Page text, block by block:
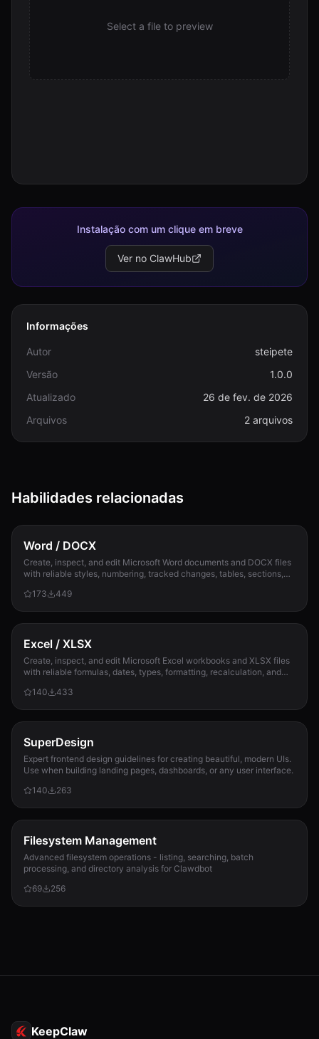
Select a file to preview
Instalação com um clique em breve
Ver no ClawHub
Informações
Autor
steipete
Versão
1.0.0
Atualizado
26 de fev. de 2026
Arquivos
2 arquivos
Habilidades relacionadas
Word / DOCX
Create, inspect, and edit Microsoft Word documents and DOCX files
with reliable styles, numbering, tracked changes, tables, sections,
173
449
Excel / XLSX
Create, inspect, and edit Microsoft Excel workbooks and XLSX files
with reliable formulas, dates, types, formatting, recalculation, and
140
433
SuperDesign
Expert frontend design guidelines for creating beautiful, modern UIs.
Use when building landing pages, dashboards, or any user interface.
140
263
Filesystem Management
Advanced filesystem operations - listing, searching, batch
processing, and directory analysis for Clawdbot
69
256
KeepClaw